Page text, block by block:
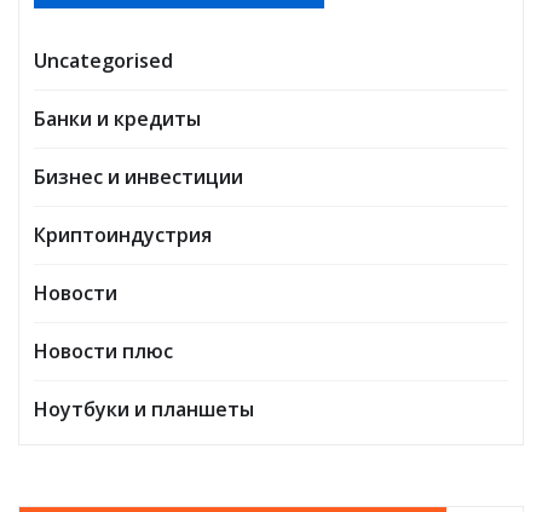
Uncategorised
Банки и кредиты
Бизнес и инвестиции
Криптоиндустрия
Новости
Новости плюс
Ноутбуки и планшеты